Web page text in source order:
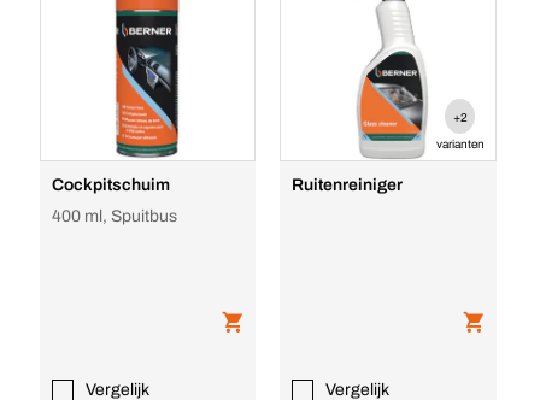
Cockpitschuim
400 ml, Spuitbus
Vergelijk
+2
varianten
Ruitenreiniger
Vergelijk